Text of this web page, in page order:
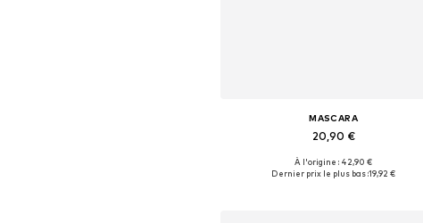
MASCARA
20,90 €
Tailles disponibles: One Size
À l'origine : 42,90 €
Dernier prix le plus bas :19,92 €